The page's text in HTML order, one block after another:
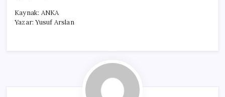
Kaynak: ANKA
Yazar: Yusuf Arslan